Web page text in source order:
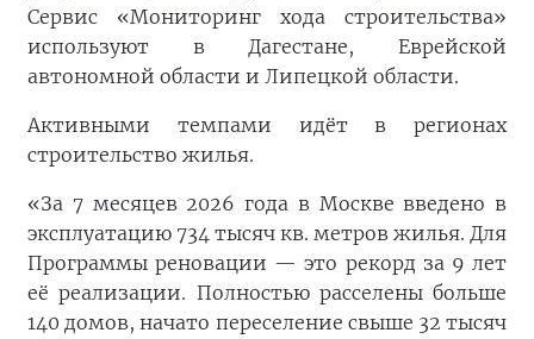
Сервис «Мониторинг хода строительства»
используют в Дагестане, Еврейской
автономной области и Липецкой области.
Активными темпами идёт в регионах
строительство жилья.
«За 7 месяцев 2026 года в Москве введено в
эксплуатацию 734 тысяч кв. метров жилья. Для
Программы реновации — это рекорд за 9 лет
её реализации. Полностью расселены больше
140 домов, начато переселение свыше 32 тысяч